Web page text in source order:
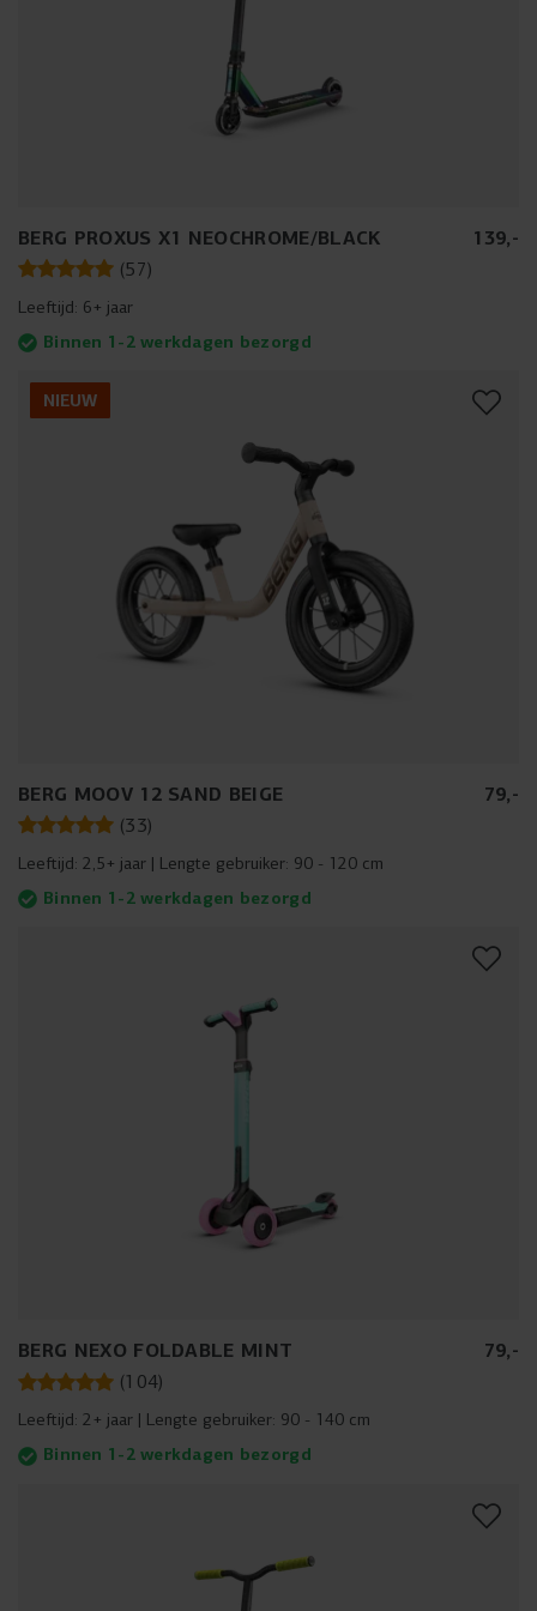
BERG PROXUS X1 NEOCHROME/BLACK 139,-
(57)
Leeftijd: 6+ jaar
Binnen 1-2 werkdagen bezorgd
NIEUW
BERG MOOV 12 SAND BEIGE 79,-
(33)
Leeftijd: 2,5+ jaar Lengte gebruiker: 90 - 120 cm
Binnen 1-2 werkdagen bezorgd
BERG NEXO FOLDABLE MINT 79,-
(104)
Leeftijd: 2+ jaar Lengte gebruiker: 90 - 140 cm
Binnen 1-2 werkdagen bezorgd